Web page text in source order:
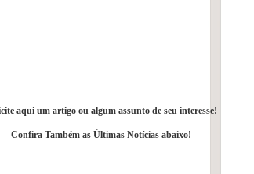
aqui um artigo ou algum assunto de seu interesse!
Confira Também as Últimas Notícias abaixo!